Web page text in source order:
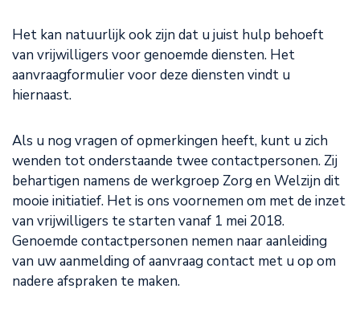
Het kan natuurlijk ook zijn dat u juist hulp behoeft
van vrijwilligers voor genoemde diensten. Het
aanvraagformulier voor deze diensten vindt u
hiernaast.
Als u nog vragen of opmerkingen heeft, kunt u zich
wenden tot onderstaande twee contactpersonen. Zij
behartigen namens de werkgroep Zorg en Welzijn dit
mooie initiatief. Het is ons voornemen om met de inzet
van vrijwilligers te starten vanaf 1 mei 2018.
Genoemde contactpersonen nemen naar aanleiding
van uw aanmelding of aanvraag contact met u op om
nadere afspraken te maken.